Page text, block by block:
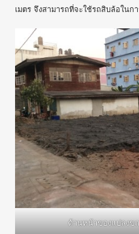
เมตร จึงสามารถที่จะใช้รถสิบล้อในก
ด้านหน้าของแปลงข